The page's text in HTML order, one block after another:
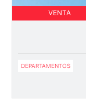
VENTA
DEPARTAMENTOS